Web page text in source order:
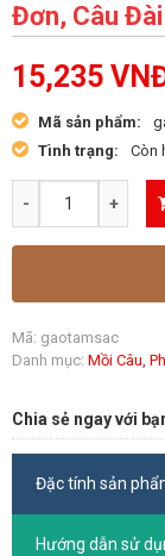
Đơn, Câu Đài
15,235
Mã sản phẩm:
Tình trạng:
Còn
Mã: gaotamsac
Danh mục: Mồi Câu,
Chia sẻ ngay với
Đặc tính sản
Hướng dẫn sử